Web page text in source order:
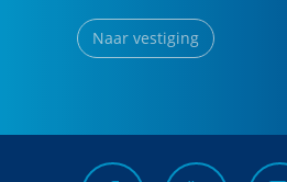
Naar vestiging